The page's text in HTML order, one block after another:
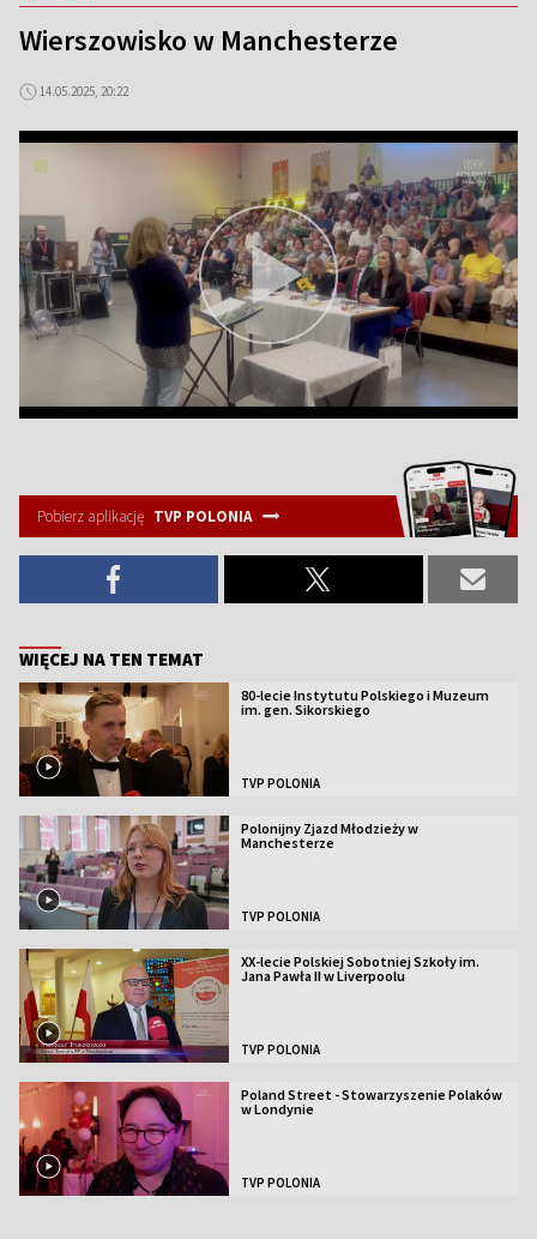
Wierszowisko w Manchesterze
14.05.2025, 20:22
Pobierz aplikację TVP POLONIA
WIĘCEJ NA TEN TEMAT
80-lecie Instytutu Polskiego i Muzeum
im. gen. Sikorskiego
TVP POLONIA
Polonijny Zjazd Młodzieży w
Manchesterze
TVP POLONIA
XX-lecie Polskiej Sobotniej Szkoły im.
Jana Pawła II w Liverpoolu
TVP POLONIA
Poland Street - Stowarzyszenie Polaków
w Londynie
TVP POLONIA